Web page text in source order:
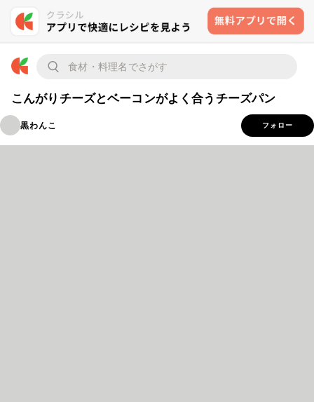
こんがりチーズとベーコンがよく合うチーズパン
黒わんこ フォロー